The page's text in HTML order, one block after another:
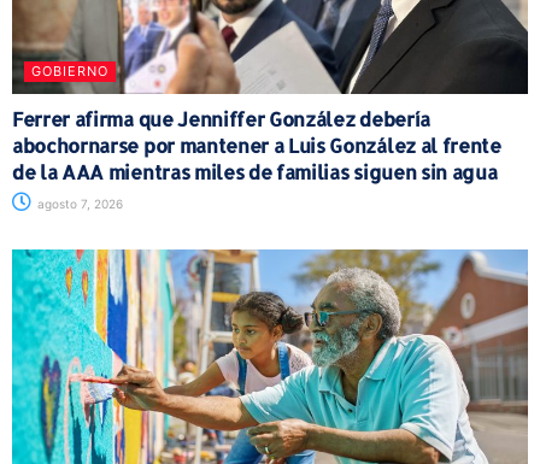
GOBIERNO
Ferrer afirma que Jenniffer González debería
abochornarse por mantener a Luis González al frente
de la AAA mientras miles de familias siguen sin agua
agosto 7, 2026